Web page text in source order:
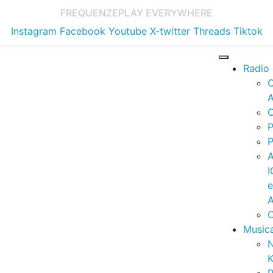
FREQUENZEPLAY EVERYWHERE
Instagram Facebook Youtube X-twitter Threads Tiktok
Radio
e